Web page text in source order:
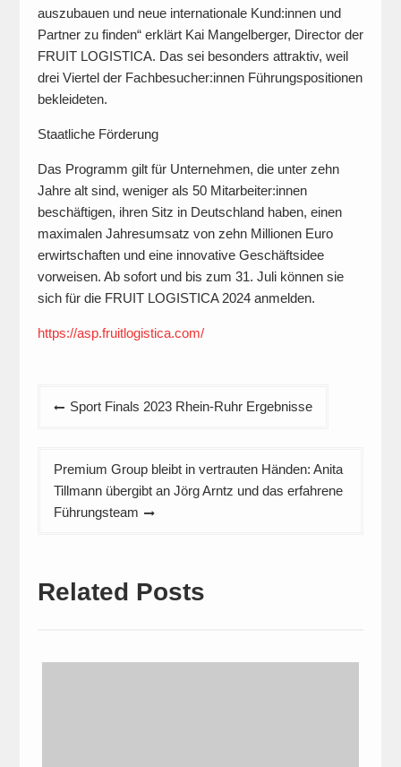
auszubauen und neue internationale Kund:innen und
Partner zu finden“ erklärt Kai Mangelberger, Director der
FRUIT LOGISTICA. Das sei besonders attraktiv, weil
drei Viertel der Fachbesucher:innen Führungspositionen
bekleideten.
Staatliche Förderung
Das Programm gilt für Unternehmen, die unter zehn
Jahre alt sind, weniger als 50 Mitarbeiter:innen
beschäftigen, ihren Sitz in Deutschland haben, einen
maximalen Jahresumsatz von zehn Millionen Euro
erwirtschaften und eine innovative Geschäftsidee
vorweisen. Ab sofort und bis zum 31. Juli können sie
sich für die FRUIT LOGISTICA 2024 anmelden.
https://asp.fruitlogistica.com/
Beitragsnavigation
Sport Finals 2023 Rhein-Ruhr Ergebnisse
Premium Group bleibt in vertrauten Händen: Anita
Tillmann übergibt an Jörg Arntz und das erfahrene
Führungsteam
Related Posts